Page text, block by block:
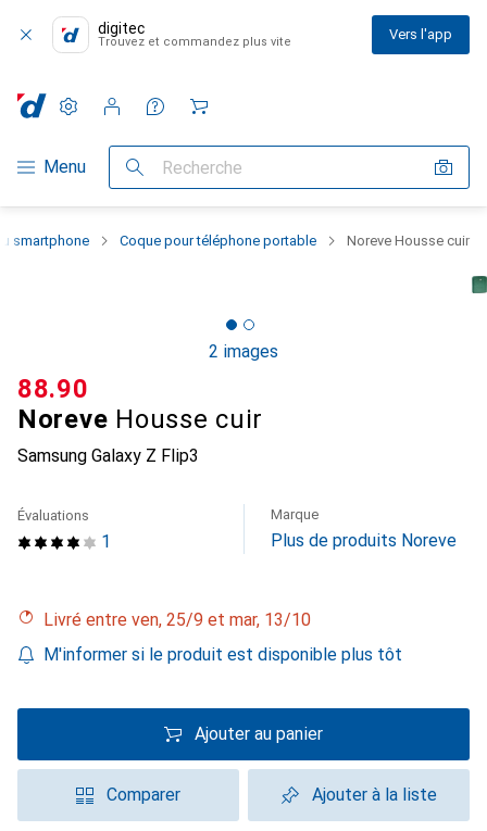
digitec
Trouvez et commandez plus vite Vers l'app
Navigation par catégorie
Menu Recherche
Paramètres
Compte client
Listes de comparaison
Listes d'envies
Panier
smartphone Coque pour téléphone portable Noreve Housse cuir
2 images
Noreve Housse cuir
Samsung Galaxy Z Flip3
CHF
88.90
1
Évaluations Marque
Plus de produits Noreve
Livré entre ven, 25/9 et mar, 13/10
M'informer si le produit est disponible plus tôt
Ajouter au panier
Comparer Ajouter à la liste